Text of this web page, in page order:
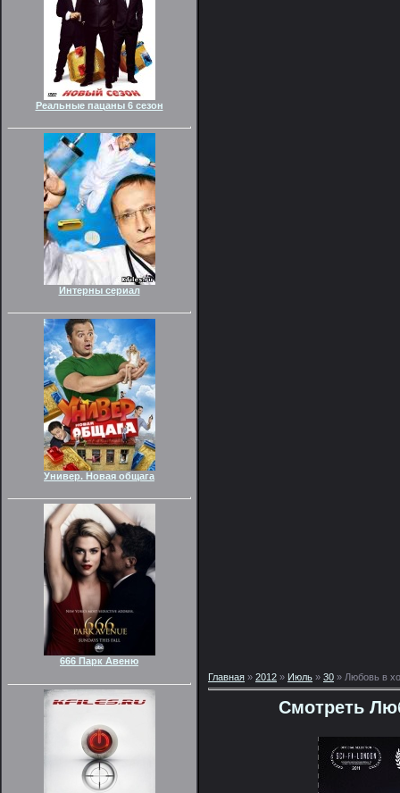
Реальные пацаны 6 сезон
Интерны сериал
Универ. Новая общага
666 Парк Авеню
Главная » 2012 » Июль » 30 » Любовь в
Смотреть